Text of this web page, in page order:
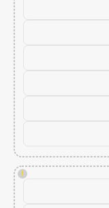
!